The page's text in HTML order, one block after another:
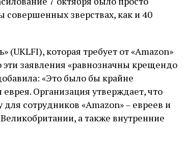
совершенных зверствах, как и 40
(UKLFI), которая требует от «Amazon»
заявления «равнозначны крещендо
«Это было бы крайне
Организация утверждает, что
сотрудников «Amazon» – евреев и
а также внутренние